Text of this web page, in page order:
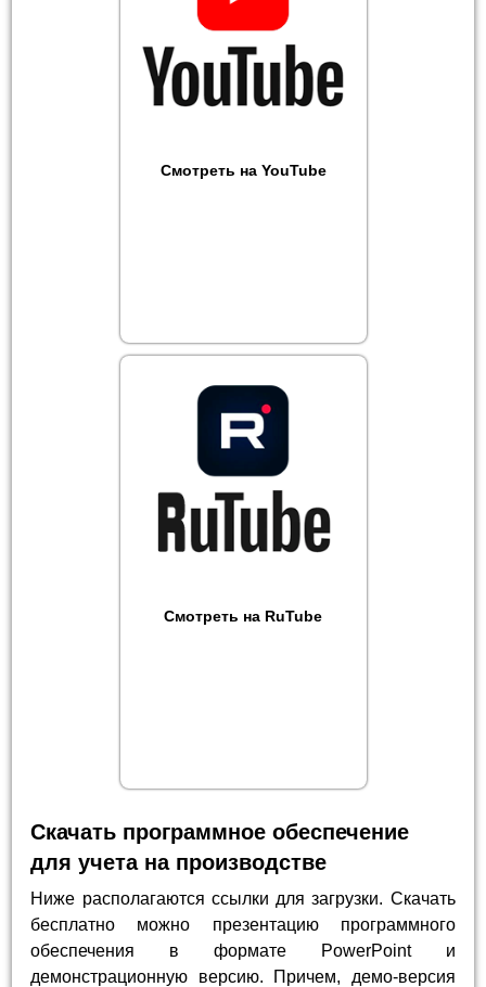
Смотреть на YouTube
Смотреть на RuTube
Скачать программное обеспечение
для учета на производстве
Ниже располагаются ссылки для загрузки. Скачать
бесплатно можно презентацию программного
обеспечения в формате PowerPoint и
демонстрационную версию. Причем, демо-версия